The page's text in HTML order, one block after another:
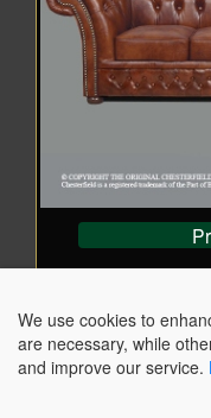
Wie
We use cookies to
are necessary, while
and improve our service.